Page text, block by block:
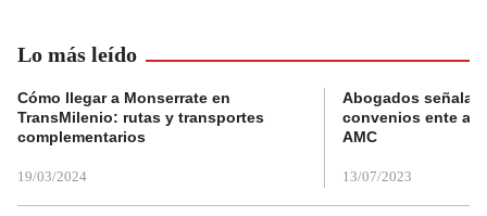
Lo más leído
Cómo llegar a Monserrate en
TransMilenio: rutas y transportes
complementarios
19/03/2024
Abogados
convenios ente
AMC
13/07/2023